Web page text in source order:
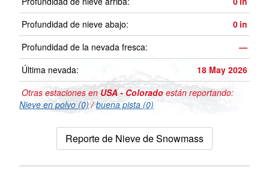
Profundidad de nieve abajo:
0 in
Profundidad de la nevada fresca:
—
Última nevada:
18 May 2026
Otras estaciones enUSA - Colorado están reportando:
Nieve en polvo (0)/buena pista (0)
Reporte de Nieve de Snowmass